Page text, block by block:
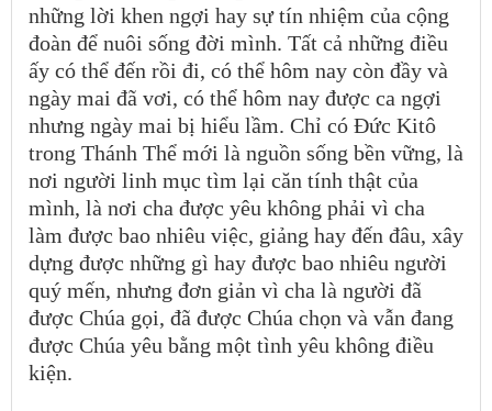
những lời khen ngợi hay sự tín nhiệm của cộng
đoàn để nuôi sống đời mình. Tất cả những điều
ấy có thể đến rồi đi, có thể hôm nay còn đầy và
ngày mai đã vơi, có thể hôm nay được ca ngợi
nhưng ngày mai bị hiểu lầm. Chỉ có Đức Kitô
trong Thánh Thể mới là nguồn sống bền vững, là
nơi người linh mục tìm lại căn tính thật của
mình, là nơi cha được yêu không phải vì cha
làm được bao nhiêu việc, giảng hay đến đâu, xây
dựng được những gì hay được bao nhiêu người
quý mến, nhưng đơn giản vì cha là người đã
được Chúa gọi, đã được Chúa chọn và vẫn đang
được Chúa yêu bằng một tình yêu không điều
kiện.